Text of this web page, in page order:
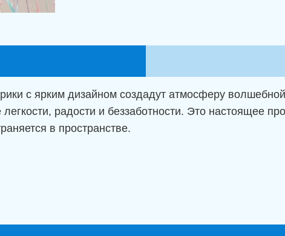
с ярким дизайном создадут атмосферу
радости и беззаботности. Это настоящее
в пространстве.